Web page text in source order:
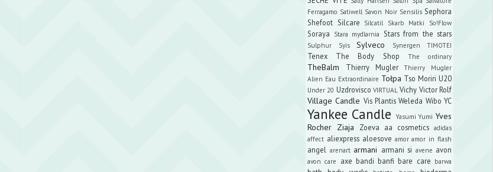
Ferragamo Satiwell Savon Noir Sensilis Sephora
Shefoot Silcare Silcatil Skarb Matki So!Flow
Soraya Stara mydlarnia Stars from the stars
Sulphur Syis Sylveco Synergen TIMOTEI
Tenex The Body Shop The ordinary
TheBalm Thierry Mugler
Thierry Mugler
Alien Eau Extraordinaire Tołpa Tso Moriri U20
Under 20 Uzdrovisco VIRTUAL Vichy Victor Rolf
Village Candle Vis Plantis Weleda Wibo YC
Yankee Candle Yasumi Yumi Yves
Rocher Ziaja Zoeva aa cosmetics adidas
affect aliexpress aloesove amor amor in flash
angel arenart armani armani si avene avon
avon care axe bandi banfi bare care barwa